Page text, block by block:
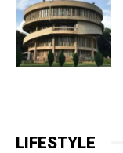
LIFESTYLE